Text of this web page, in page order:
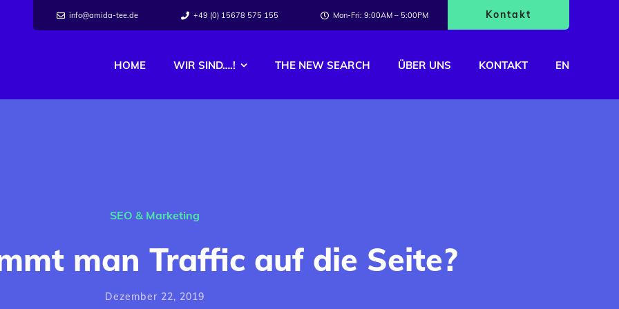
info@amida-tee.de +49 (0) 15678 575 155 Mon-Fri: 9:00AM – 5:00PM Kontakt
HOME WIR SIND….! THE NEW SEARCH ÜBER UNS KONTAKT EN
SEO & Marketing
man Traffic auf die Seite?
Dezember 22, 2019